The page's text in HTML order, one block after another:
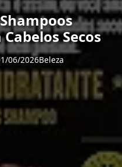
Secos
06/2026Beleza